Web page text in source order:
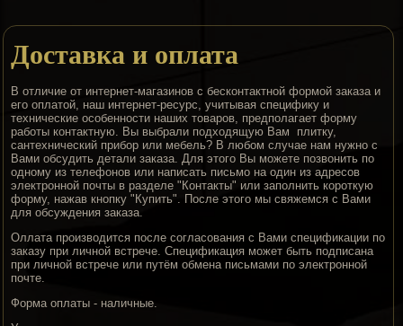
Доставка и оплата
В отличие от интернет-магазинов с бесконтактной формой заказа и
его оплатой, наш интернет-ресурс, учитывая специфику и
технические особенности наших товаров, предполагает форму
работы контактную. Вы выбрали подходящую Вам плитку,
сантехнический прибор или мебель? В любом случае нам нужно с
Вами обсудить детали заказа. Для этого Вы можете позвонить по
одному из телефонов или написать письмо на один из адресов
электронной почты в разделе "Контакты" или заполнить короткую
форму, нажав кнопку "Купить". После этого мы свяжемся с Вами
для обсуждения заказа.
Оллата производится после согласования с Вами спецификации по
заказу при личной встрече. Спецификация может быть подписана
при личной встрече или путём обмена письмами по электронной
почте.
Форма оплаты - наличные.